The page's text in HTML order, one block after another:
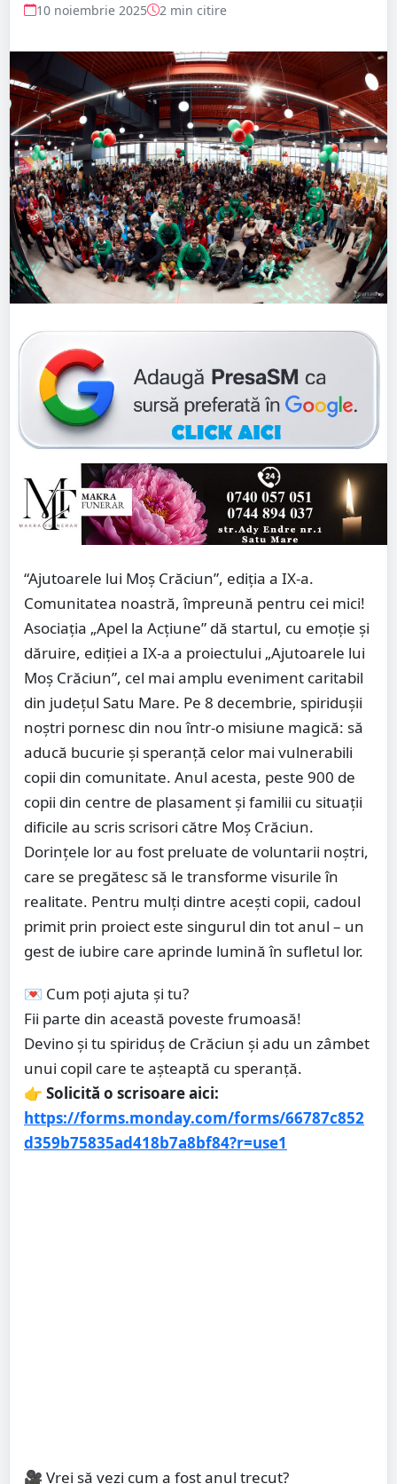
10 noiembrie 2025 2 min citire
“Ajutoarele lui Moș Crăciun”, ediția a IX-a.
Comunitatea noastră, împreună pentru cei mici!
Asociația „Apel la Acțiune” dă startul, cu emoție și
dăruire, ediției a IX-a a proiectului „Ajutoarele lui
Moș Crăciun”, cel mai amplu eveniment caritabil
din județul Satu Mare. Pe 8 decembrie, spiridușii
noștri pornesc din nou într-o misiune magică: să
aducă bucurie și speranță celor mai vulnerabili
copii din comunitate. Anul acesta, peste 900 de
copii din centre de plasament și familii cu situații
dificile au scris scrisori către Moș Crăciun.
Dorințele lor au fost preluate de voluntarii noștri,
care se pregătesc să le transforme visurile în
realitate. Pentru mulți dintre acești copii, cadoul
primit prin proiect este singurul din tot anul – un
gest de iubire care aprinde lumină în sufletul lor.
💌 Cum poți ajuta și tu?
Fii parte din această poveste frumoasă!
Devino și tu spiriduș de Crăciun și adu un zâmbet
unui copil care te așteaptă cu speranță.
👉 Solicită o scrisoare aici:
https://forms.monday.com/forms/66787c852
d359b75835ad418b7a8bf84?r=use1
🎥 Vrei să vezi cum a fost anul trecut?